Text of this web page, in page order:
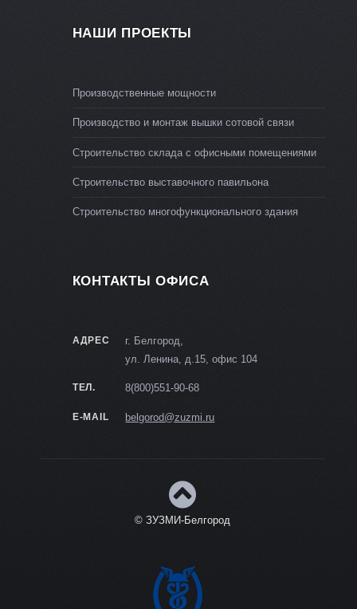
НАШИ ПРОЕКТЫ
Производственные мощности
Производство и монтаж вышки сотовой связи
Строительство склада с офисными помещениями
Строительство выставочного павильона
Строительство многофункционального здания
КОНТАКТЫ ОФИСА
АДРЕС
г. Белгород,
ул. Ленина, д.15, офис 104
ТЕЛ. 8(800)551-90-68
E-MAIL belgorod@zuzmi.ru
© ЗУЗМИ-Белгород